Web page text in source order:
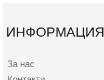
ИНФОРМАЦИЯ
За нас